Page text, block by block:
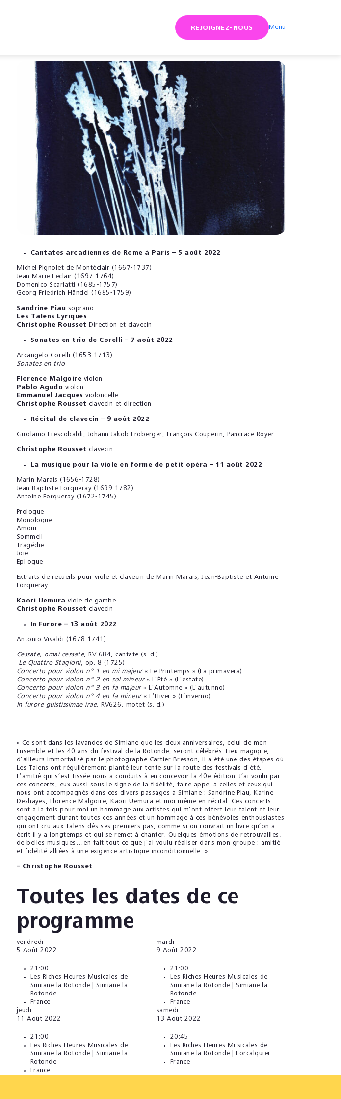
REJOIGNEZ-NOUS Menu
Cantates arcadiennes de Rome à Paris – 5 août 2022
Michel Pignolet de Montéclair (1667-1737)
Jean-Marie Leclair (1697-1764)
Domenico Scarlatti (1685-1757)
Georg Friedrich Händel (1685-1759)
Sandrine Piau soprano
Les Talens Lyriques
Christophe Rousset Direction et clavecin
Sonates en trio de Corelli – 7 août 2022
Arcangelo Corelli (1653-1713)
Sonates en trio
Florence Malgoire violon
Pablo Agudo violon
Emmanuel Jacques violoncelle
Christophe Rousset clavecin et direction
Récital de clavecin – 9 août 2022
Girolamo Frescobaldi, Johann Jakob Froberger, François Couperin, Pancrace Royer
Christophe Rousset clavecin
La musique pour la viole en forme de petit opéra – 11 août 2022
Marin Marais (1656-1728)
Jean-Baptiste Forqueray (1699-1782)
Antoine Forqueray (1672-1745)
Prologue
Monologue
Amour
Sommeil
Tragédie
Joie
Epilogue
Extraits de recueils pour viole et clavecin de Marin Marais, Jean-Baptiste et Antoine
Forqueray
Kaori Uemura viole de gambe
Christophe Rousset clavecin
In Furore – 13 août 2022
Antonio Vivaldi (1678-1741)
Cessate, omai cessate, RV 684, cantate (s. d.)
Le Quattro Stagioni, op. 8 (1725)
Concerto pour violon n° 1 en mi majeur « Le Printemps » (La primavera)
Concerto pour violon n° 2 en sol mineur « L’Été » (L’estate)
Concerto pour violon n° 3 en fa majeur « L’Automne » (L’autunno)
Concerto pour violon n° 4 en fa mineur « L’Hiver » (L’inverno)
In furore guistissimae irae, RV626, motet (s. d.)
« Ce sont dans les lavandes de Simiane que les deux anniversaires, celui de mon
Ensemble et les 40 ans du festival de la Rotonde, seront célébrés. Lieu magique,
d’ailleurs immortalisé par le photographe Cartier-Bresson, il a été une des étapes où
Les Talens ont régulièrement planté leur tente sur la route des festivals d’été.
L’amitié qui s’est tissée nous a conduits à en concevoir la 40 e édition. J’ai voulu par
ces concerts, eux aussi sous le signe de la fidélité, faire appel à celles et ceux qui
nous ont accompagnés dans ces divers passages à Simiane : Sandrine Piau, Karine
Deshayes, Florence Malgoire, Kaori Uemura et moi-même en récital. Ces concerts
sont à la fois pour moi un hommage aux artistes qui m’ont offert leur talent et leur
engagement durant toutes ces années et un hommage à ces bénévoles enthousiastes
qui ont cru aux Talens dès ses premiers pas, comme si on rouvrait un livre qu’on a
écrit il y a longtemps et qui se remet à chanter. Quelques émotions de retrouvailles,
de belles musiques…en fait tout ce que j’ai voulu réaliser dans mon groupe : amitié
et fidélité alliées à une exigence artistique inconditionnelle. »
– Christophe Rousset
Toutes les dates de ce
programme
vendredi
5 Août 2022
21:00
Les Riches Heures Musicales de
Simiane-la-Rotonde | Simiane-la-
Rotonde
France
mardi
9 Août 2022
21:00
Les Riches Heures Musicales de
Simiane-la-Rotonde | Simiane-la-
Rotonde
France
jeudi
11 Août 2022
21:00
Les Riches Heures Musicales de
Simiane-la-Rotonde | Simiane-la-
Rotonde
France
samedi
13 Août 2022
20:45
Les Riches Heures Musicales de
Simiane-la-Rotonde | Forcalquier
France